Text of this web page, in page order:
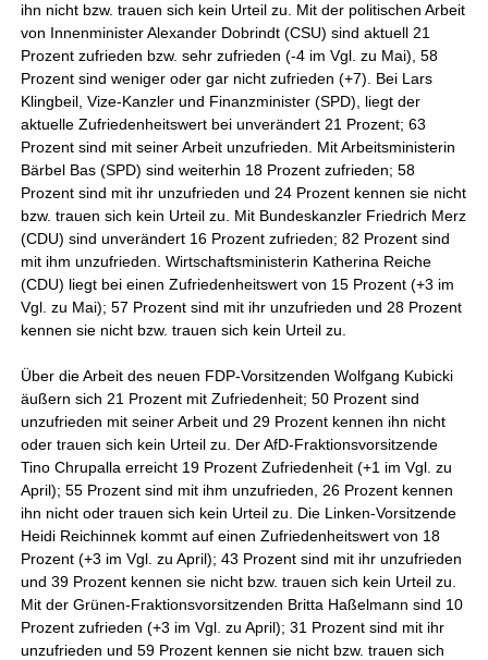
ihn nicht bzw. trauen sich kein Urteil zu. Mit der politischen Arbeit
von Innenminister Alexander Dobrindt (CSU) sind aktuell 21
Prozent zufrieden bzw. sehr zufrieden (-4 im Vgl. zu Mai), 58
Prozent sind weniger oder gar nicht zufrieden (+7). Bei Lars
Klingbeil, Vize-Kanzler und Finanzminister (SPD), liegt der
aktuelle Zufriedenheitswert bei unverändert 21 Prozent; 63
Prozent sind mit seiner Arbeit unzufrieden. Mit Arbeitsministerin
Bärbel Bas (SPD) sind weiterhin 18 Prozent zufrieden; 58
Prozent sind mit ihr unzufrieden und 24 Prozent kennen sie nicht
bzw. trauen sich kein Urteil zu. Mit Bundeskanzler Friedrich Merz
(CDU) sind unverändert 16 Prozent zufrieden; 82 Prozent sind
mit ihm unzufrieden. Wirtschaftsministerin Katherina Reiche
(CDU) liegt bei einen Zufriedenheitswert von 15 Prozent (+3 im
Vgl. zu Mai); 57 Prozent sind mit ihr unzufrieden und 28 Prozent
kennen sie nicht bzw. trauen sich kein Urteil zu.
Über die Arbeit des neuen FDP-Vorsitzenden Wolfgang Kubicki
äußern sich 21 Prozent mit Zufriedenheit; 50 Prozent sind
unzufrieden mit seiner Arbeit und 29 Prozent kennen ihn nicht
oder trauen sich kein Urteil zu. Der AfD-Fraktionsvorsitzende
Tino Chrupalla erreicht 19 Prozent Zufriedenheit (+1 im Vgl. zu
April); 55 Prozent sind mit ihm unzufrieden, 26 Prozent kennen
ihn nicht oder trauen sich kein Urteil zu. Die Linken-Vorsitzende
Heidi Reichinnek kommt auf einen Zufriedenheitswert von 18
Prozent (+3 im Vgl. zu April); 43 Prozent sind mit ihr unzufrieden
und 39 Prozent kennen sie nicht bzw. trauen sich kein Urteil zu.
Mit der Grünen-Fraktionsvorsitzenden Britta Haßelmann sind 10
Prozent zufrieden (+3 im Vgl. zu April); 31 Prozent sind mit ihr
unzufrieden und 59 Prozent kennen sie nicht bzw. trauen sich